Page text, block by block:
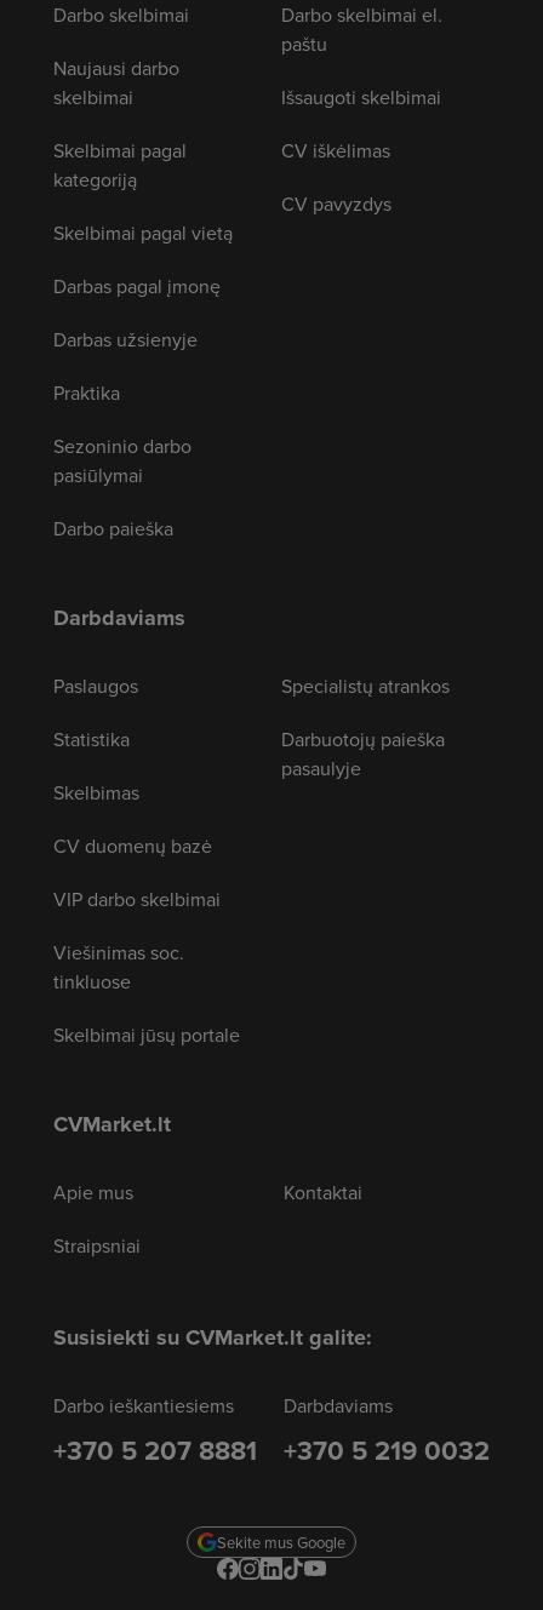
Darbo skelbimai
Naujausi darbo
skelbimai
Skelbimai pagal
kategoriją
Skelbimai pagal vietą
Darbas pagal įmonę
Darbas užsienyje
Praktika
Sezoninio darbo
pasiūlymai
Darbo paieška
Darbo skelbimai el.
paštu
Išsaugoti skelbimai
CV iškėlimas
CV pavyzdys
Darbdaviams
Paslaugos
Statistika
Skelbimas
CV duomenų bazė
VIP darbo skelbimai
Viešinimas soc.
tinkluose
Skelbimai jūsų portale
Specialistų atrankos
Darbuotojų paieška
pasaulyje
CVMarket.lt
Apie mus
Straipsniai
Kontaktai
Susisiekti su CVMarket.lt galite:
Darbo ieškantiesiems
+370 5 207 8881
Darbdaviams
+370 5 219 0032
Sekite mus Google